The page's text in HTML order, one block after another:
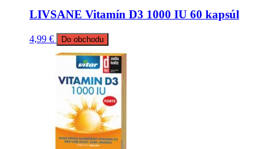
LIVSANE Vitamín D3 1000 IU 60 kapsúl
4,99 € Do obchodu